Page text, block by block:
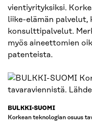
vientiyrityksiksi.
liike-elämän palvelut,
konsulttipalvelut.
myös aineettomien
patenteista.
BULKKI-SUOMI
Korkean teknologian osuus